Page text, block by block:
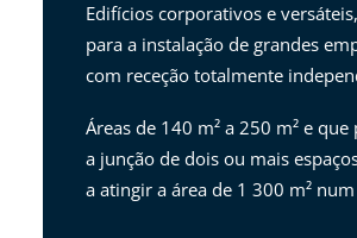
Edifícios corporativos e
para a instalação de grandes
com receção totalmente
Áreas de 140 m² a 250 m² e
a junção de dois ou mais
a atingir a área de 1 300 m²